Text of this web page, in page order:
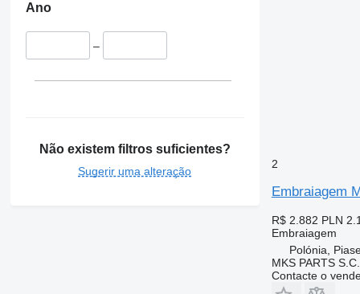
Ano
–
Não existem filtros suficientes?
Sugerir uma alteração
2
Embraiagem
R$ 2.882 PLN
Embraiagem
Polónia,
MKS PARTS S.C.
Contacte o